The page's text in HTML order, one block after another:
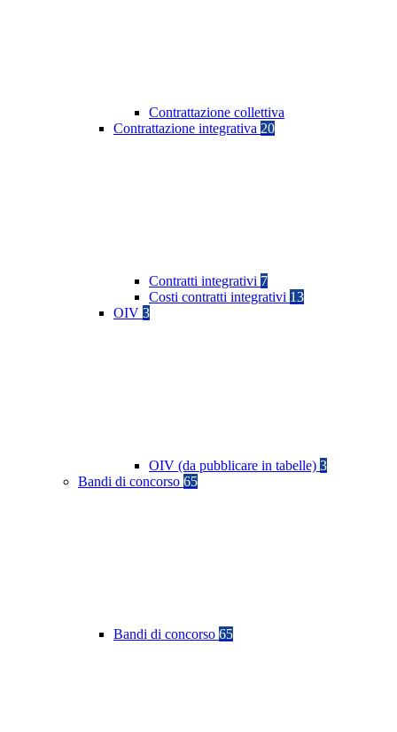
Contrattazione collettiva
Contrattazione integrativa 20
Contratti integrativi 7
Costi contratti integrativi 13
OIV 3
OIV (da pubblicare in tabelle) 3
Bandi di concorso 65
Bandi di concorso 65